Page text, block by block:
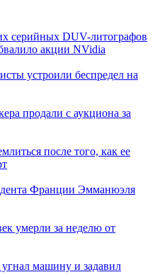
серийных DUV-литографов
акции NVidia
устроили беспредел на
продали с аукциона за
после того, как ее
Франции Эмманюэля
умерли за неделю от
машину и задавил